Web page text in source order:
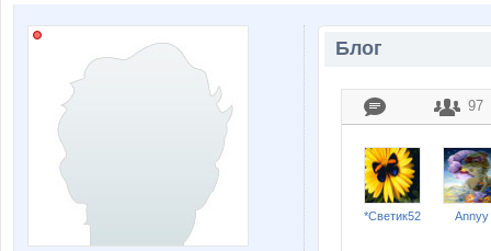
Блог
97
*Светик52 Annyy